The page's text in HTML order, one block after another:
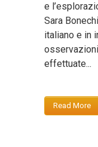
e
Sara
italiano e in
effettuate...
Read More